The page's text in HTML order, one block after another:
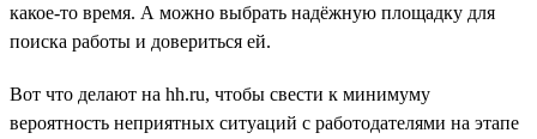
какое-то время. А можно выбрать надёжную площадку для
поиска работы и довериться ей.
Вот что делают на hh.ru, чтобы свести к минимуму
вероятность неприятных ситуаций с работодателями на этапе